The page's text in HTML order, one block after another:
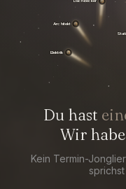
Du hast
Wir
Kein Termin-